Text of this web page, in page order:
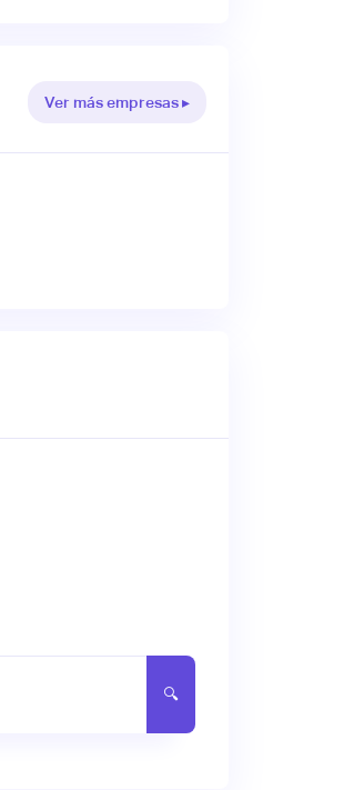
Ver más empresas ▸